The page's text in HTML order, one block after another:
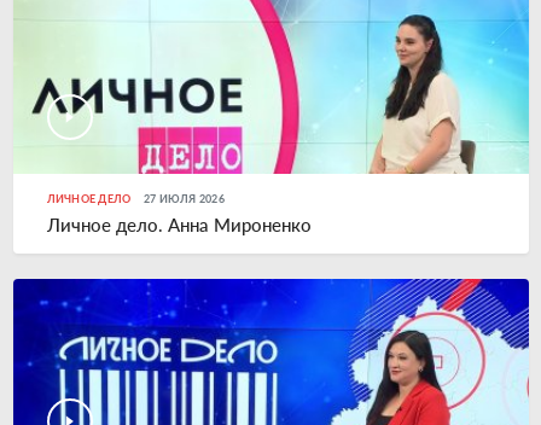
ЛИЧНОЕ ДЕЛО 27 ИЮЛЯ 2026
Личное дело. Анна Мироненко